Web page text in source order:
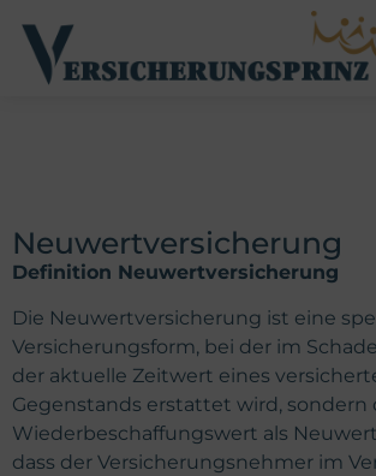
Neuwertversicherung
Definition Neuwertversicherung
Die Neuwertversicherung ist eine
Versicherungsform, bei der im
der aktuelle Zeitwert eines
Gegenstands erstattet wird, sondern
Wiederbeschaffungswert als
dass der Versicherungsnehmer im